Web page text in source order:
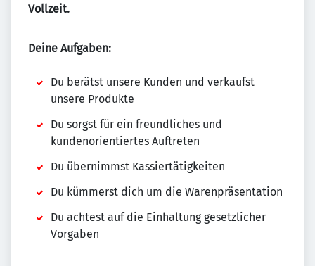
Vollzeit.
Deine Aufgaben:
Du berätst unsere Kunden und verkaufst
unsere Produkte
Du sorgst für ein freundliches und
kundenorientiertes Auftreten
Du übernimmst Kassiertätigkeiten
Du kümmerst dich um die Warenpräsentation
Du achtest auf die Einhaltung gesetzlicher
Vorgaben